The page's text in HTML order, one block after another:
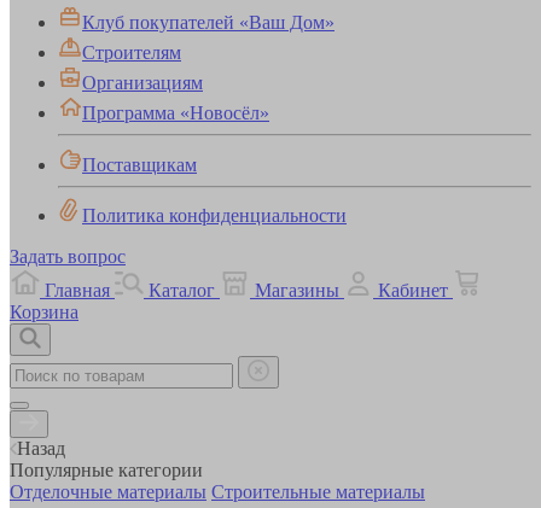
Клуб покупателей «Ваш Дом»
Строителям
Организациям
Программа «Новосёл»
Поставщикам
Политика конфиденциальности
Задать вопрос
Главная
Каталог Магазины
Кабинет
Корзина
Назад
Популярные категории
Отделочные материалы Строительные материалы